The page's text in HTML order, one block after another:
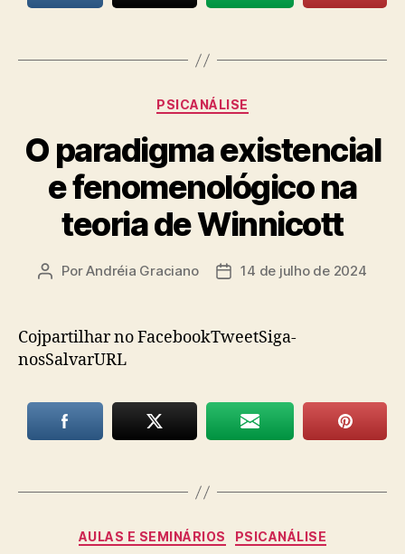
Categorias
PSICANÁLISE
O paradigma existencial
e fenomenológico na
teoria de Winnicott
Autor
PorAndréia Graciano
Data14 de julho de 2024
Cojpartilhar no FacebookTweetSiga-
nosSalvarURL
Categorias
AULAS E SEMINÁRIOS PSICANÁLISE